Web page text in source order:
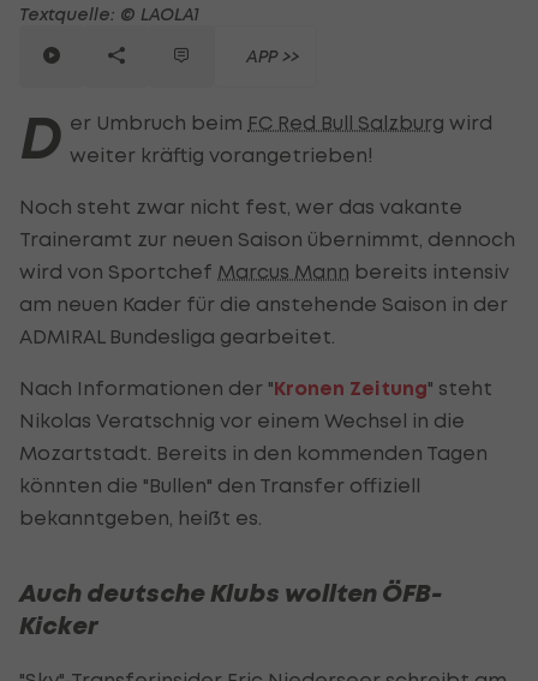
Textquelle: © LAOLA1
APP >>
D er Umbruch beim FC Red Bull Salzburg wird
weiter kräftig vorangetrieben!
Noch steht zwar nicht fest, wer das vakante
Traineramt zur neuen Saison übernimmt, dennoch
wird von Sportchef Marcus Mann bereits intensiv
am neuen Kader für die anstehende Saison in der
ADMIRAL Bundesliga gearbeitet.
Nach Informationen der "Kronen Zeitung" steht
Nikolas Veratschnig vor einem Wechsel in die
Mozartstadt. Bereits in den kommenden Tagen
könnten die "Bullen" den Transfer offiziell
bekanntgeben, heißt es.
Auch deutsche Klubs wollten ÖFB-
Kicker